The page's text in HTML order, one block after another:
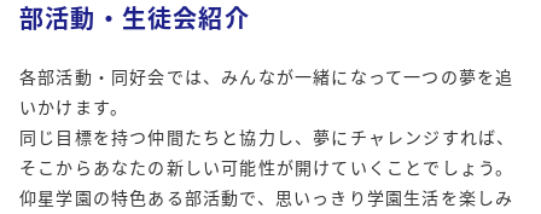
部活動・生徒会紹介
各部活動・同好会では、みんなが一緒になって一つの夢を追
いかけます。
同じ目標を持つ仲間たちと協力し、夢にチャレンジすれば、
そこからあなたの新しい可能性が開けていくことでしょう。
仰星学園の特色ある部活動で、思いっきり学園生活を楽しみ